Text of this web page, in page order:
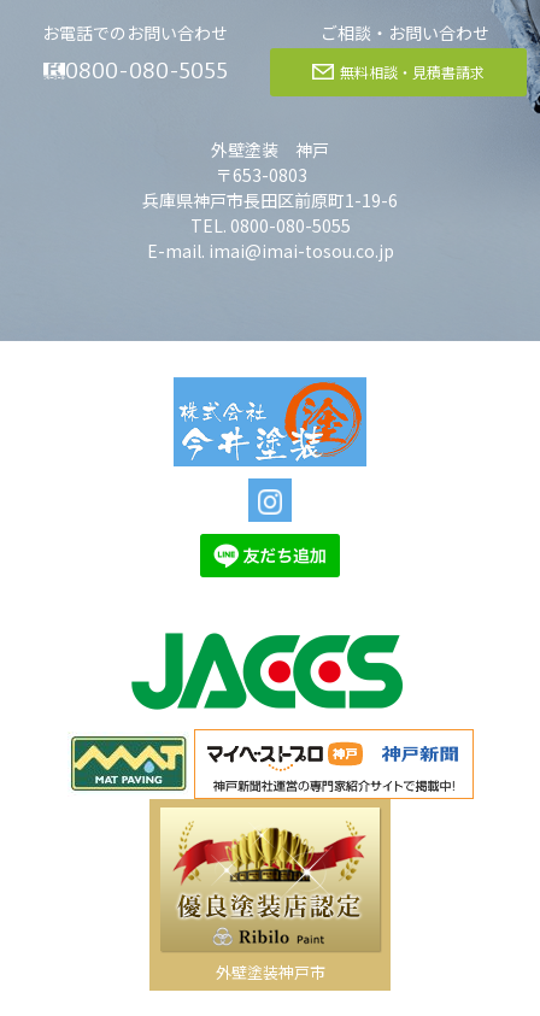
お電話でのお問い合わせ
0800-080-5055
ご相談・お問い合わせ
無料相談・見積書請求
外壁塗装 神戸
〒653-0803
兵庫県神戸市長田区前原町1-19-6
TEL. 0800-080-5055
E-mail. imai@imai-tosou.co.jp
外壁塗装神戸市